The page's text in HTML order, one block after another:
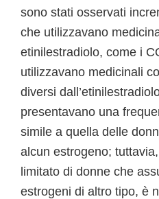
sono stati osservati
che utilizzavano
etinilestradiolo, come i
utilizzavano medicinali
diversi
presentavano una
simile a quella delle
alcun estrogeno;
limitato di donne che
estrogeni di altro tipo, è